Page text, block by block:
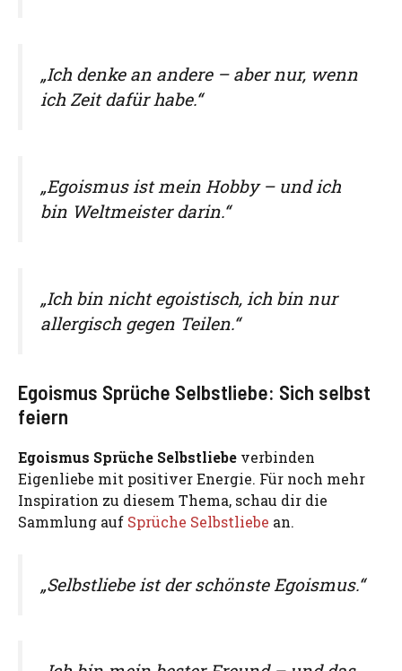
„Ich denke an andere – aber nur, wenn
ich Zeit dafür habe.“
„Egoismus ist mein Hobby – und ich
bin Weltmeister darin.“
„Ich bin nicht egoistisch, ich bin nur
allergisch gegen Teilen.“
Egoismus Sprüche Selbstliebe: Sich selbst
feiern
Egoismus Sprüche Selbstliebe verbinden
Eigenliebe mit positiver Energie. Für noch mehr
Inspiration zu diesem Thema, schau dir die
Sammlung auf Sprüche Selbstliebe an.
„Selbstliebe ist der schönste Egoismus.“